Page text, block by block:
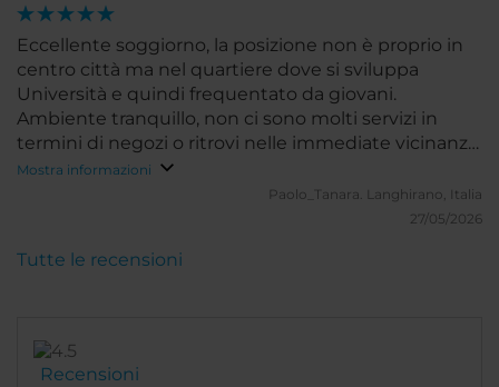
Eccellente soggiorno, la posizione non è proprio in
centro città ma nel quartiere dove si sviluppa
Università e quindi frequentato da giovani.
Ambiente tranquillo, non ci sono molti servizi in
termini di negozi o ritrovi nelle immediate vicinanze,
c'è un bellissimo parco dove si possono gfare
passeggiate. In definitiva un ottimo hotel per stare
tranquilli e in poszione defilata seppur ancora
Mostra informazioni
Paolo_Tanara.
Langhirano, Italia
27/05/2026
Recensioni
Tutte le recensioni